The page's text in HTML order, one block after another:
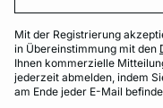
Mit der Registrierung
in Übereinstimmung mit den
Ihnen kommerzielle
jederzeit abmelden, indem
am Ende jeder E-Mail